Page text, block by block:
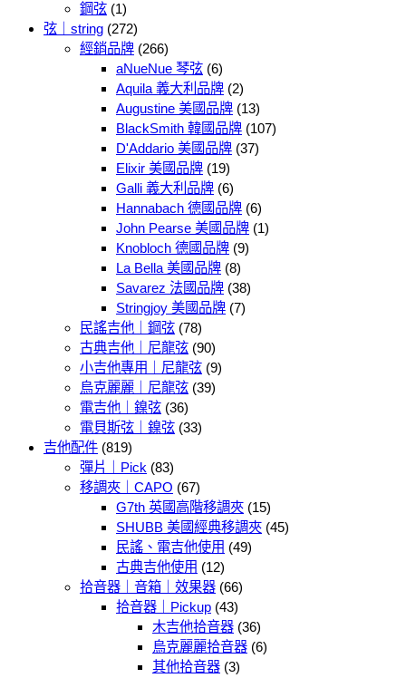
鋼弦 (1)
弦｜string (272)
經銷品牌 (266)
aNueNue 琴弦 (6)
Aquila 義大利品牌 (2)
Augustine 美國品牌 (13)
BlackSmith 韓國品牌 (107)
D'Addario 美國品牌 (37)
Elixir 美國品牌 (19)
Galli 義大利品牌 (6)
Hannabach 德國品牌 (6)
John Pearse 美國品牌 (1)
Knobloch 德國品牌 (9)
La Bella 美國品牌 (8)
Savarez 法國品牌 (38)
Stringjoy 美國品牌 (7)
民謠吉他｜鋼弦 (78)
古典吉他｜尼龍弦 (90)
小吉他專用｜尼龍弦 (9)
烏克麗麗｜尼龍弦 (39)
電吉他｜鎳弦 (36)
電貝斯弦｜鎳弦 (33)
吉他配件 (819)
彈片｜Pick (83)
移調夾｜CAPO (67)
G7th 英國高階移調夾 (15)
SHUBB 美國經典移調夾 (45)
民謠、電吉他使用 (49)
古典吉他使用 (12)
拾音器｜音箱｜效果器 (66)
拾音器｜Pickup (43)
木吉他拾音器 (36)
烏克麗麗拾音器 (6)
其他拾音器 (3)